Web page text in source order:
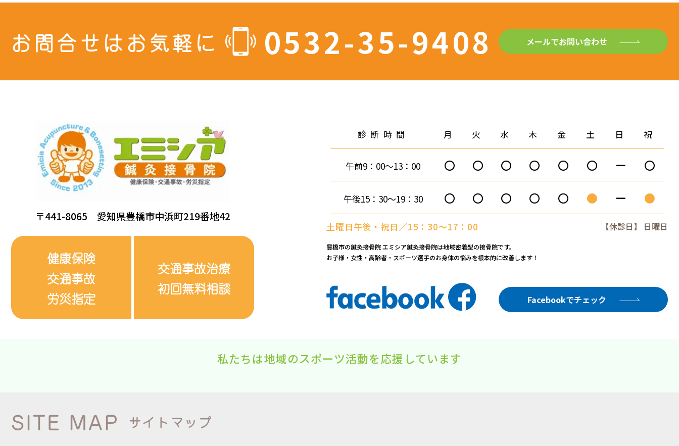
お問合せはお気軽に 0532-35-9408 メールでお問い合わせ
〒441-8065 愛知県豊橋市中浜町219番地42
健康保険
交通事故
労災指定
交通事故治療
初回無料相談
診断時間 月 火 水 木 金 土 日 祝
午前9：00～13：00 〇 〇 〇 〇 〇 〇 ー 〇
午後15：30～19：30 〇 〇 〇 〇 〇 ● ー ●
土曜日午後・祝日／15：30～17：00 【休診日】 日曜日
豊橋市の鍼灸接骨院 エミシア鍼灸接骨院は地域密着型の接骨院です。
お子様・女性・高齢者・スポーツ選手のお身体の悩みを根本的に改善します！
Facebookでチェック
私たちは地域のスポーツ活動を応援しています
SITE MAP サイトマップ